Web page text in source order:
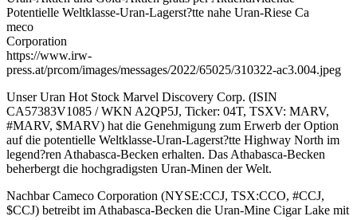
Potentielle Weltklasse-Uran-Lagerst?tte nahe Uran-Riese Ca
meco
Corporation
https://www.irw-
press.at/prcom/images/messages/2022/65025/310322-ac3.004.jpeg
Unser Uran Hot Stock Marvel Discovery Corp. (ISIN
CA57383V1085 / WKN A2QP5J, Ticker: 04T, TSXV: MARV,
#MARV, $MARV) hat die Genehmigung zum Erwerb der Option
auf die potentielle Weltklasse-Uran-Lagerst?tte Highway North im
legend?ren Athabasca-Becken erhalten. Das Athabasca-Becken
beherbergt die hochgradigsten Uran-Minen der Welt.
Nachbar Cameco Corporation (NYSE:CCJ, TSX:CCO, #CCJ,
$CCJ) betreibt im Athabasca-Becken die Uran-Mine Cigar Lake mit